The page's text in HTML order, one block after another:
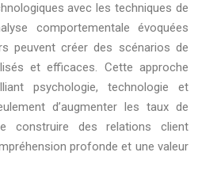
avec les techniques de
comportementale évoquées
peuvent créer des scénarios de
et efficaces. Cette approche
psychologie, technologie et
d’augmenter les taux de
construire des relations client
profonde et une valeur